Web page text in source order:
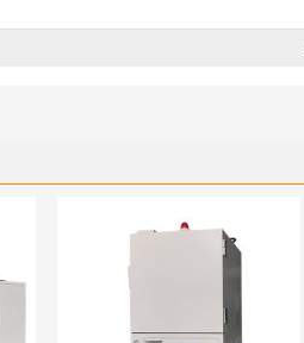
加热循环
过载保护
高低温循